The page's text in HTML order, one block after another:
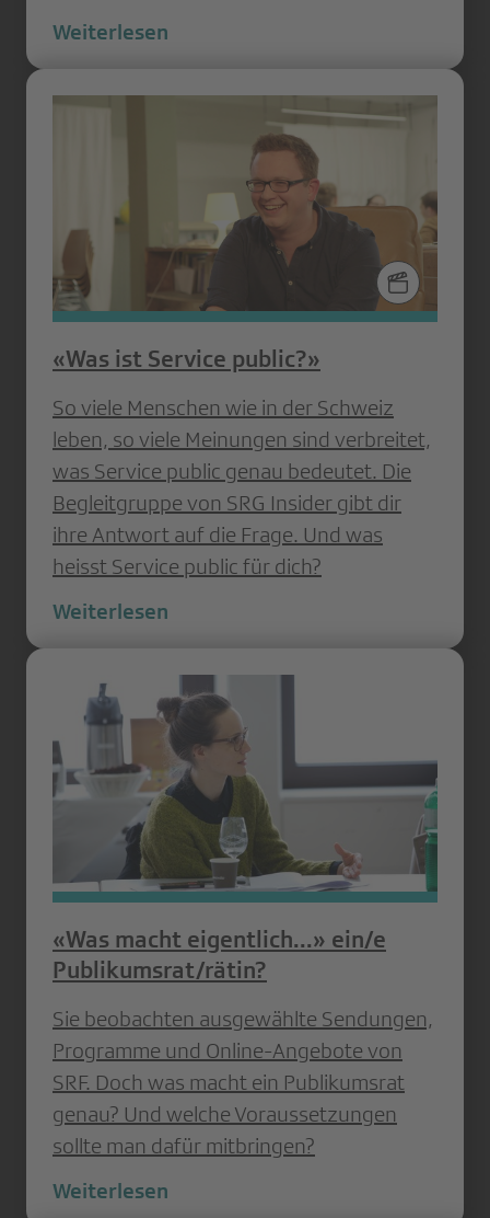
Weiterlesen
«Was ist Service public?»
So viele Menschen wie in der Schweiz
leben, so viele Meinungen sind verbreitet,
was Service public genau bedeutet. Die
Begleitgruppe von SRG Insider gibt dir
ihre Antwort auf die Frage. Und was
heisst Service public für dich?
Weiterlesen
«Was macht eigentlich...» ein/e
Publikumsrat/rätin?
Sie beobachten ausgewählte Sendungen,
Programme und Online-Angebote von
SRF. Doch was macht ein Publikumsrat
genau? Und welche Voraussetzungen
sollte man dafür mitbringen?
Weiterlesen